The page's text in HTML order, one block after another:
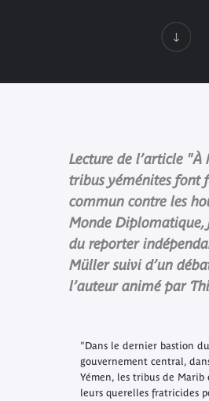
Lecture de l’article "À
tribus yéménites font
commun contre les
Monde Diplomatique,
du reporter
Müller suivi d’un
l’auteur animé par
"Dans le dernier bastion du
gouvernement central,
Yémen, les tribus de
leurs querelles fratricides